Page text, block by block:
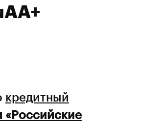
кредитный
«Российские